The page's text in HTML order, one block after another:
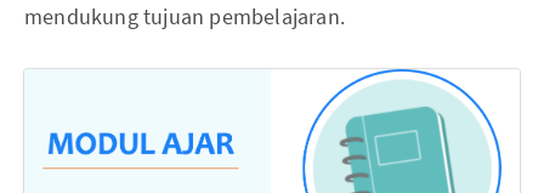
mendukung tujuan pembelajaran.